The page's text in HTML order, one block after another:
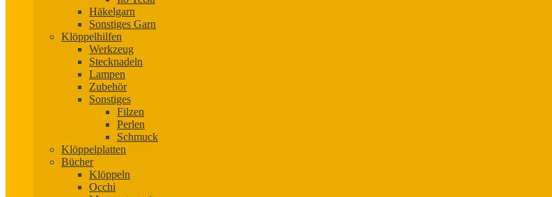
Häkelgarn
Sonstiges Garn
Klöppelhilfen
Werkzeug
Stecknadeln
Lampen
Zubehör
Sonstiges
Filzen
Perlen
Schmuck
Klöppelplatten
Bücher
Klöppeln
Occhi